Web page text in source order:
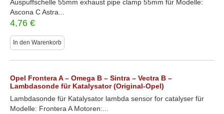
Auspuffschelle 55mm exhaust pipe clamp 55mm für Modelle:
Ascona C Astra...
4,76 €
In den Warenkorb
Opel Frontera A – Omega B – Sintra – Vectra B –
Lambdasonde für Katalysator (Original-Opel)
Lambdasonde für Katalysator lambda sensor for catalyser für
Modelle: Frontera A Motoren:...